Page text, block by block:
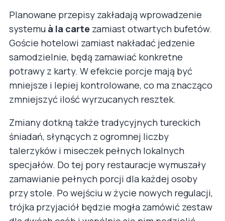
Planowane przepisy zakładają wprowadzenie
systemu à la carte zamiast otwartych bufetów.
Goście hotelowi zamiast nakładać jedzenie
samodzielnie, będą zamawiać konkretne
potrawy z karty. W efekcie porcje mają być
mniejsze i lepiej kontrolowane, co ma znacząco
zmniejszyć ilość wyrzucanych resztek.
Zmiany dotkną także tradycyjnych tureckich
śniadań, słynących z ogromnej liczby
talerzyków i miseczek pełnych lokalnych
specjałów. Do tej pory restauracje wymuszały
zamawianie pełnych porcji dla każdej osoby
przy stole. Po wejściu w życie nowych regulacji,
trójka przyjaciół będzie mogła zamówić zestaw